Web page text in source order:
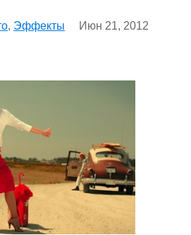
, Эффекты Июн 21, 2012